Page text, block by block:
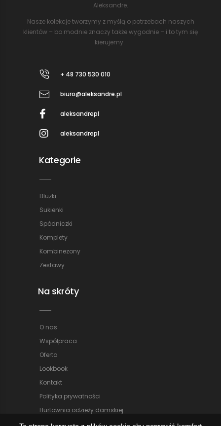
Aleksandre.
Nasze kolekcje tworzymy z myślą o potrzebach naszych
klientów – bo modnie znaczy także wygodnie – i to tym się
kierujemy.
+ 48 730 530 010
biuro@aleksandre.pl
aleksandrepl
aleksandrepl
Kategorie
Bluzki
Sukienki
Spódniczki
Komplety
Kombinezony
Zestawy
Na skróty
O nas
Współpraca
Oferta
Lookbook
Kontakt
Polityka prywatności
Hurtownia odzieży damskiej